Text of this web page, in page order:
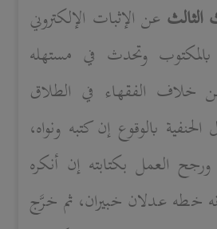
الثالث عن الإثبات الإلكتروني
وتحدث في مستهله
الفقهاء في الطلاق
بالوقوع إن كتبه ونواه،
العمل بكتابته إن أنكره
خطه عدلان خبيران، ثم خرَّج